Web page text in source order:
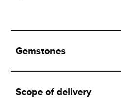
Gemstones
Scope of delivery